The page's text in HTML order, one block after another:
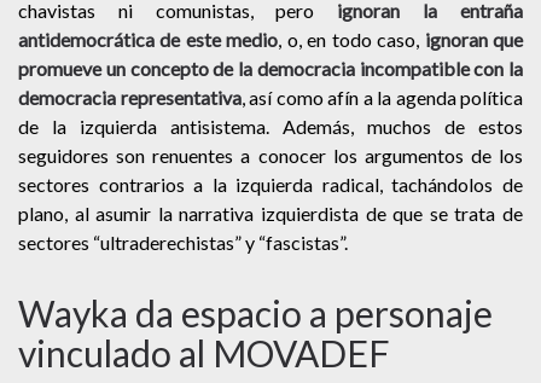
chavistas ni comunistas, pero ignoran la entraña
antidemocrática de este medio, o, en todo caso, ignoran que
promueve un concepto de la democracia incompatible con la
democracia representativa, así como afín a la agenda política
de la izquierda antisistema. Además, muchos de estos
seguidores son renuentes a conocer los argumentos de los
sectores contrarios a la izquierda radical, tachándolos de
plano, al asumir la narrativa izquierdista de que se trata de
sectores “ultraderechistas” y “fascistas”.
Wayka da espacio a personaje
vinculado al MOVADEF